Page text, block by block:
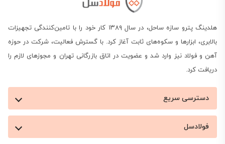
هلدینگ پترو سازه ساحل، در سال ۱۳۸۹ کار خود را با تامین‌کنندگی تجهیزات
بالابری، ابزارها و سکوه‌های ثابت آغاز کرد. با گسترش فعالیت، شرکت در حوزه
آهن و فولاد نیز وارد شد و عضویت در اتاق بازرگانی تهران و مجوزهای لازم را
دریافت کرد.
دسترسی سریع
فولادسل